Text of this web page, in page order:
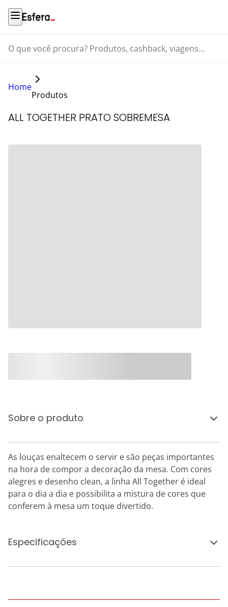
O que você procura? Produtos, cashback, viagens...
Home
Produtos
ALL TOGETHER PRATO SOBREMESA
Sobre o produto
As louças enaltecem o servir e são peças importantes
na hora de compor a decoração da mesa. Com cores
alegres e desenho clean, a linha All Together é ideal
para o dia a dia e possibilita a mistura de cores que
conferem à mesa um toque divertido.
Especificações